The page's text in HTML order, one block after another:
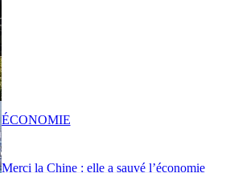
Merci la Chine : elle a sauvé l’économie
ÉCONOMIE